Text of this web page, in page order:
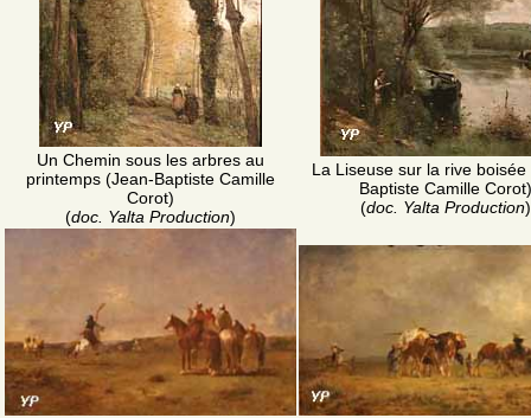
Un Chemin sous les arbres au
printemps (Jean-Baptiste Camille
Corot)
(doc. Yalta Production)
La Liseuse sur la rive boisée
Baptiste Camille Corot)
(doc. Yalta Production)